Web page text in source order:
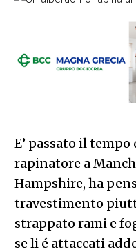
E’ passato il
rapinatore a
Hampshire, ha
travestimento
strappato rami e
se li é attaccati